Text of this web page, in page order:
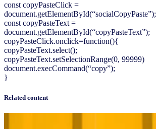
const copyPasteClick =
document.getElementById(“socialCopyPaste”);
const copyPasteText =
document.getElementById(“copyPasteText”);
copyPasteClick.onclick=function(){
copyPasteText.select();
copyPasteText.setSelectionRange(0, 99999)
document.execCommand(“copy”);
}
Related content